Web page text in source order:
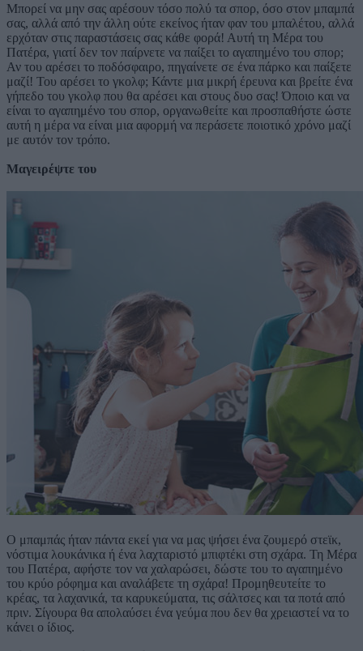
Μπορεί να μην σας αρέσουν τόσο πολύ τα σπορ, όσο στον μπαμπά
σας, αλλά από την άλλη ούτε εκείνος ήταν φαν του μπαλέτου, αλλά
ερχόταν στις παραστάσεις σας κάθε φορά! Αυτή τη Μέρα του
Πατέρα, γιατί δεν τον παίρνετε να παίξει το αγαπημένο του σπορ;
Αν του αρέσει το ποδόσφαιρο, πηγαίνετε σε ένα πάρκο και παίξετε
μαζί! Του αρέσει το γκολφ; Κάντε μια μικρή έρευνα και βρείτε ένα
γήπεδο του γκολφ που θα αρέσει και στους δυο σας! Όποιο και να
είναι το αγαπημένο του σπορ, οργανωθείτε και προσπαθήστε ώστε
αυτή η μέρα να είναι μια αφορμή να περάσετε ποιοτικό χρόνο μαζί
με αυτόν τον τρόπο.
Μαγειρέψτε του
Ο μπαμπάς ήταν πάντα εκεί για να μας ψήσει ένα ζουμερό στεϊκ,
νόστιμα λουκάνικα ή ένα λαχταριστό μπιφτέκι στη σχάρα. Τη Μέρα
του Πατέρα, αφήστε τον να χαλαρώσει, δώστε του το αγαπημένο
του κρύο ρόφημα και αναλάβετε τη σχάρα! Προμηθευτείτε το
κρέας, τα λαχανικά, τα καρυκεύματα, τις σάλτσες και τα ποτά από
πριν. Σίγουρα θα απολαύσει ένα γεύμα που δεν θα χρειαστεί να το
κάνει ο ίδιος.